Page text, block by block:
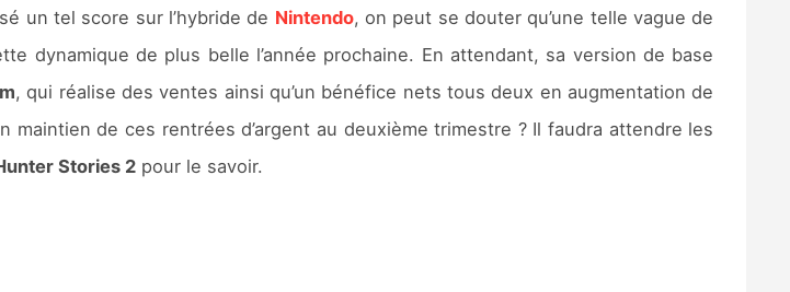
un tel score sur l’hybride de Nintendo, on peut se douter qu’une telle vague de
dynamique de plus belle l’année prochaine. En attendant, sa version de base
, qui réalise des ventes ainsi qu’un bénéfice nets tous deux en augmentation de
maintien de ces rentrées d’argent au deuxième trimestre ? Il faudra attendre les
Stories 2pour le savoir.